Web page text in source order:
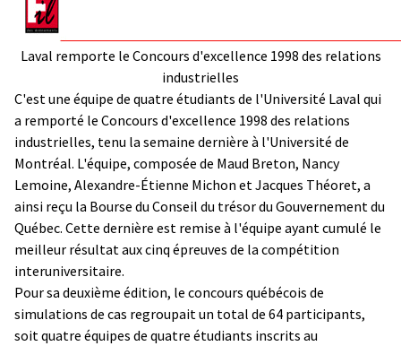
Laval remporte le Concours d'excellence 1998 des relations
industrielles
C'est une équipe de quatre étudiants de l'Université Laval qui
a remporté le Concours d'excellence 1998 des relations
industrielles, tenu la semaine dernière à l'Université de
Montréal. L'équipe, composée de Maud Breton, Nancy
Lemoine, Alexandre-Étienne Michon et Jacques Théoret, a
ainsi reçu la Bourse du Conseil du trésor du Gouvernement du
Québec. Cette dernière est remise à l'équipe ayant cumulé le
meilleur résultat aux cinq épreuves de la compétition
interuniversitaire.
Pour sa deuxième édition, le concours québécois de
simulations de cas regroupait un total de 64 participants,
soit quatre équipes de quatre étudiants inscrits au